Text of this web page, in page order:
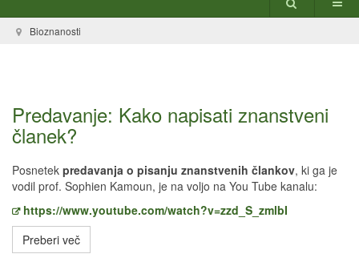
Bioznanosti
Predavanje: Kako napisati znanstveni
članek?
Posnetek predavanja o pisanju znanstvenih člankov, ki ga je
vodil prof. Sophien Kamoun, je na voljo na You Tube kanalu:
https://www.youtube.com/watch?v=zzd_S_zmlbI
Preberi več